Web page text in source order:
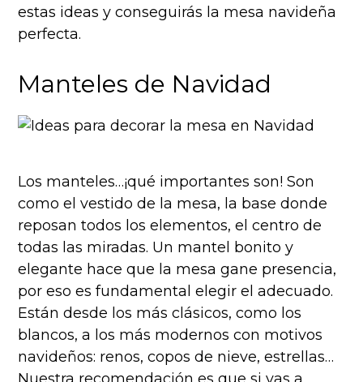
estas ideas y conseguirás la mesa navideña
perfecta.
Manteles de Navidad
Los manteles…¡qué importantes son! Son
como el vestido de la mesa, la base donde
reposan todos los elementos, el centro de
todas las miradas. Un mantel bonito y
elegante hace que la mesa gane presencia,
por eso es fundamental elegir el adecuado.
Están desde los más clásicos, como los
blancos, a los más modernos con motivos
navideños: renos, copos de nieve, estrellas…
Nuestra recomendación es que si vas a